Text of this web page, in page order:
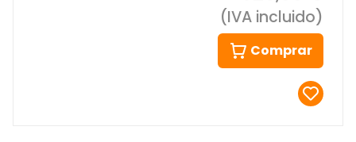
(IVA incluido)
Comprar